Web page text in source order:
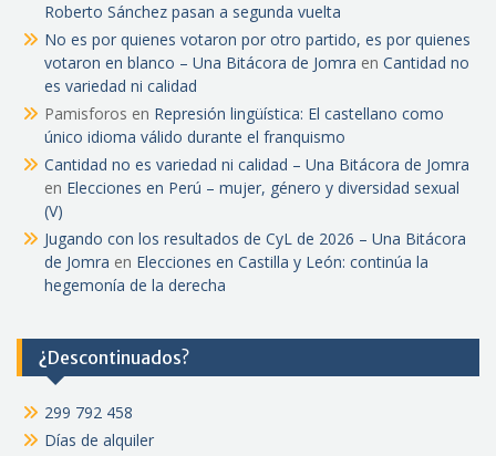
Roberto Sánchez pasan a segunda vuelta
No es por quienes votaron por otro partido, es por quienes
votaron en blanco – Una Bitácora de Jomra en Cantidad no
es variedad ni calidad
Pamisforos en Represión lingüística: El castellano como
único idioma válido durante el franquismo
Cantidad no es variedad ni calidad – Una Bitácora de Jomra
en Elecciones en Perú – mujer, género y diversidad sexual
(V)
Jugando con los resultados de CyL de 2026 – Una Bitácora
de Jomra en Elecciones en Castilla y León: continúa la
hegemonía de la derecha
¿Descontinuados?
299 792 458
Días de alquiler